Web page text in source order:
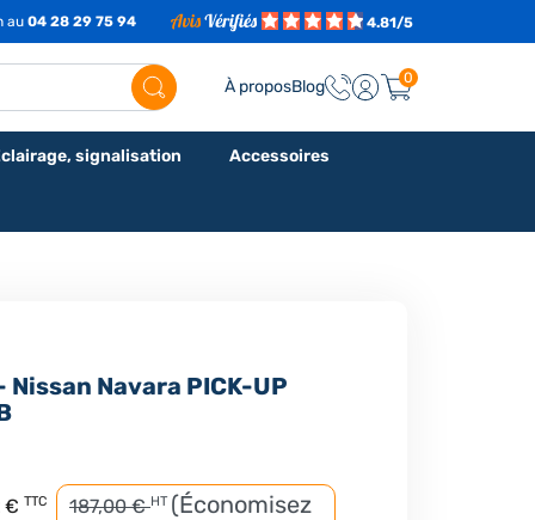
au 04 28 29 75 94 4.81/5
À proposBlog 0
signalisation Accessoires
Navara PICK-UP
€ TTC 187,00 €HT (Économisez